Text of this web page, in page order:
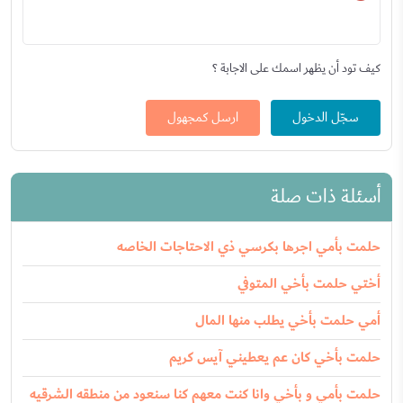
كيف تود أن يظهر اسمك على الاجابة ؟
سجّل الدخول ارسل كمجهول
أسئلة ذات صلة
حلمت بأمي اجرها بكرسي ذي الاحتاجات الخاصه
أختي حلمت بأخي المتوفي
أمي حلمت بأخي يطلب منها المال
حلمت بأخي كان عم يعطيني آيس كريم
حلمت بأمي و بأخي وانا كنت معهم كنا سنعود من منطقه الشرقيه